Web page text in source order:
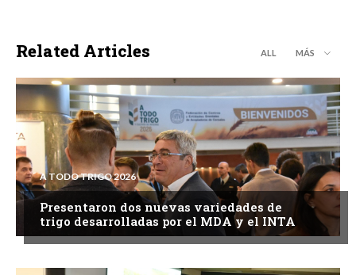
Related Articles ALL MÁS
A TODO TRIGO 2026
Presentaron dos nuevas variedades de
trigo desarrolladas por el MDA y el INTA